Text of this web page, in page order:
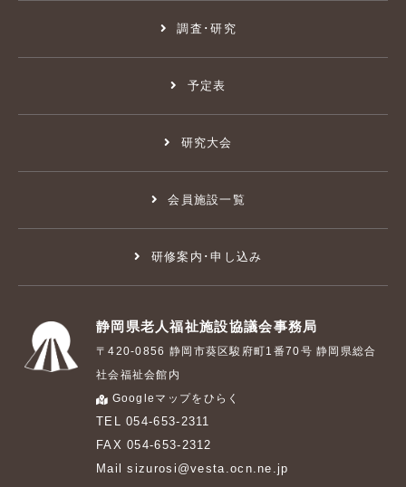
調査･研究
予定表
研究大会
会員施設一覧
研修案内･申し込み
静岡県老人福祉施設協議会事務局
〒420-0856 静岡市葵区駿府町1番70号 静岡県総合
社会福祉会館内
Googleマップをひらく
TEL 054-653-2311
FAX 054-653-2312
Mail sizurosi@vesta.ocn.ne.jp